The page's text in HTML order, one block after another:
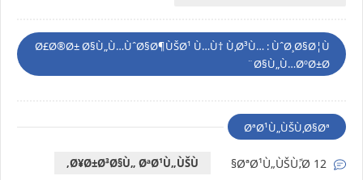
Ø£Ø®Ø± Ø§Ù„Ù…ÙˆØ§Ø¶ÙŠØ¹ Ù…Ù† Ù‚Ø³Ù… : ÙˆØ¸Ø§Ø¦Ù
Ø§Ù„Ù…ØºØ±Ø¨
ØªØ¹Ù„ÙŠÙ‚Ø§Øª
Ø¥Ø±Ø³Ø§Ù„ ØªØ¹Ù„ÙŠÙ‚